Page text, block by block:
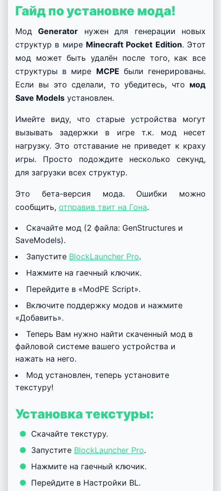
Гайд по установке мода!
МодGenerator нужен для генерации новых
структур в мире Minecraft Pocket Edition. Этот
мод может быть удалён после того, как все
структуры в мире MCPE были генерированы.
Если вы это сделали, то убедитесь, что мод
Save Models установлен.
Имейте виду, что старые устройства могут
вызывать задержки в игре т.к. мод несет
нагрузку. Это отставание не приведет к краху
игры. Просто подождите несколько секунд,
для загрузки всех структур.
Это бета-версия мода. Ошибки можно
сообщить, отправив твит на Гона.
Скачайте мод (2 файла: GenStructures и
SaveModels).
Запустите BlockLauncher Pro.
Нажмите на гаечный ключик.
Перейдите в «ModPE Script».
Включите поддержку модов и нажмите
«Добавить».
Теперь Вам нужно найти скаченный мод в
файловой системе вашего устройства и
нажать на него.
Мод установлен, теперь установите
текстуру!
Установка текстуры:
Скачайте текстуру.
Запустите BlockLauncher Pro.
Нажмите на гаечный ключик.
Перейдите в Настройки BL.